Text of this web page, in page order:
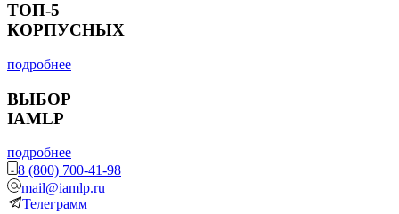
ТОП-5
КОРПУСНЫХ
подробнее
ВЫБОР
IAMLP
подробнее
8 (800) 700-41-98
mail@iamlp.ru
Телеграмм